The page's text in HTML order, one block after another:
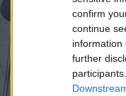
confirm
continue
information
further